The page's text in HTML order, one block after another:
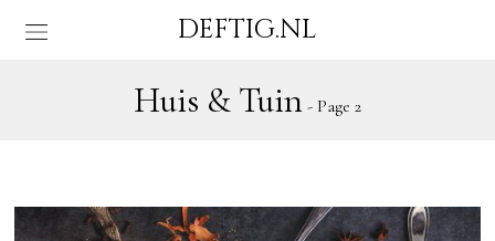
DEFTIG.NL
Huis & Tuin- Page 2